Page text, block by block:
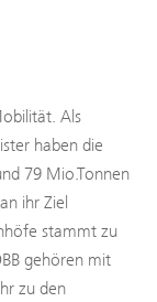
Als
haben die
79 Mio.Tonnen
ihr Ziel
stammt zu
gehören mit
zu den